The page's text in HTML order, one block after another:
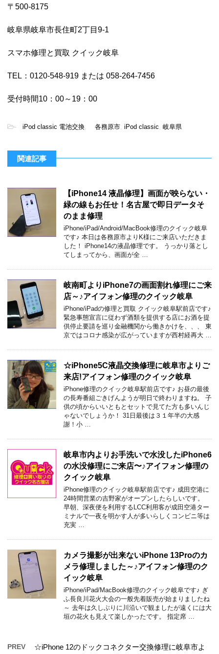
〒500-8175
岐阜県岐阜市長住町2丁目9-1
スマホ修理と買取 クイック岐阜
TEL：0120-548-919 または 058-264-7456
受付時間10：00～19：00
- iPod classic 電池交換 各務原市 iPod classic 岐阜県
関連記事
【iPhone14 液晶修理】画面が映らない・
緑の線もお任せ！名古屋で即日データそ
のまま修理
iPhone/iPad/Android/MacBook修理のクイック岐阜
です♪ 本日は各務原市よりK様にご来店いただきま
した！ iPhone14の液晶修理です。 うっかり落とし
てしまってから、画面が全 …
岐南町よりiPhone7の画面割れ修理にご来
店～♪アイフォン修理のクイック岐阜
iPhone/iPadの修理と買取 クイック岐阜駅前店です♪
緊急事態宣言に従わず酒類を提供する店にお酒を提
供停止要請を巡り金融機関から働きかけを、、、 東
京ではコロナ感染が広がっていますが西村経再大 …
☆iPhone5C液晶交換修理に岐阜市よりご
来店!アイフォン修理のクイック岐阜
iPhone修理のクイック岐阜駅前店です♪ お昼の最後
の長寿番組ごきげんようが明日で終わりますね。 子
供の頃からいいともとセットで見てた方も多いんじ
ゃないでしょうか！ 31日最後は３１年半の大感
謝！小 …
岐阜市内よりお手洗いで水没したiPhone6
の水没修理にご来店〜♪アイフォン修理の
クイック岐阜
iPhone修理のクイック岐阜駅前店です♪ 成田空港に
24時間営業の吉野家がオープンしたらしいです。
早朝、深夜便を利用するLCC利用客が成田空港ター
ミナルで一夜を明かす人が多いらしくコンビニ等は
充実 …
カメラ撮影が出来ないiPhone 13Proのカ
メラ修理しました～♪アイフォン修理のク
イック岐阜
iPhone/iPad/MacBook修理のクイック岐阜です♪ ぎ
ふ長良川花火大会の一般先着販売が始まりましたね
～ 去年は久しぶりに川沿いで観ましたが遠くには大
垣の花火も見えて楽しかったです。 指定席 …
PREV ☆iPhone 12のドックコネクター交換修理に岐阜市よ